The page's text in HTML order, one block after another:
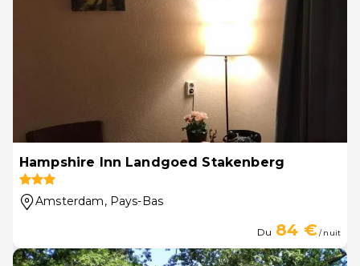
Hampshire Inn Landgoed Stakenberg
Amsterdam, Pays-Bas
Du 84 €/ nuit